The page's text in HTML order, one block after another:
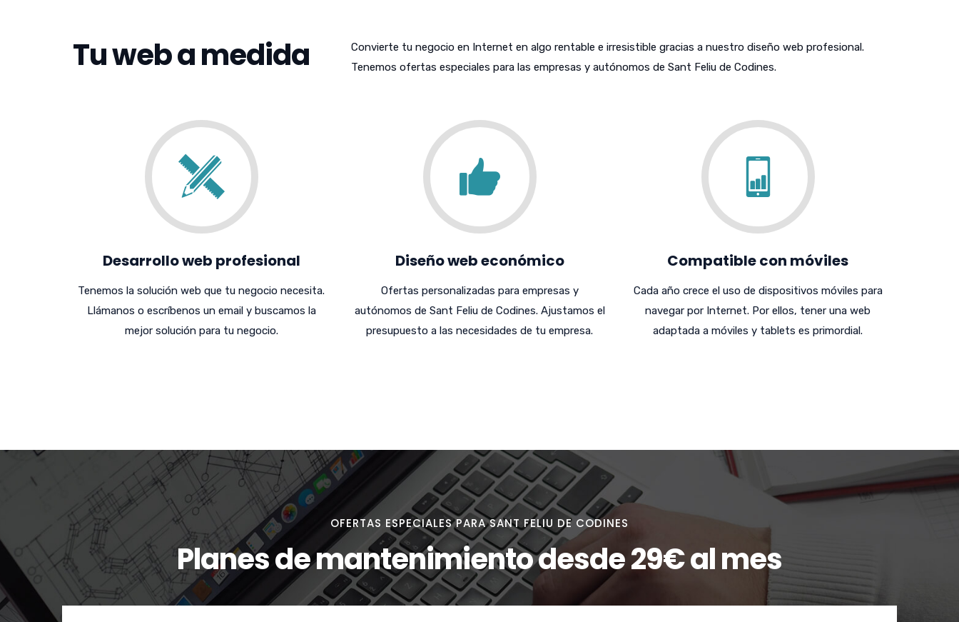
Tu web a medida
Convierte tu negocio en Internet en algo rentable e irresistible gracias a nuestro diseño web profesional.
Tenemos ofertas especiales para las empresas y autónomos de Sant Feliu de Codines.
Desarrollo web profesional
Tenemos la solución web que tu negocio necesita.
Llámanos o escríbenos un email y buscamos la
mejor solución para tu negocio.
Diseño web económico
Ofertas personalizadas para empresas y
autónomos de Sant Feliu de Codines. Ajustamos el
presupuesto a las necesidades de tu empresa.
Compatible con móviles
Cada año crece el uso de dispositivos móviles para
navegar por Internet. Por ellos, tener una web
adaptada a móviles y tablets es primordial.
OFERTAS ESPECIALES PARA SANT FELIU DE CODINES
Planes de mantenimiento desde 29€ al mes